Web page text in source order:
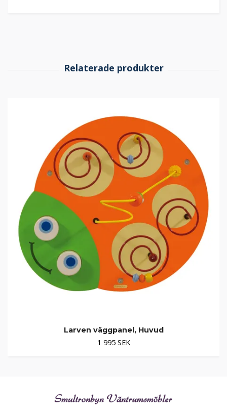
Larven väggpanel, Huvud
1 995 SEK